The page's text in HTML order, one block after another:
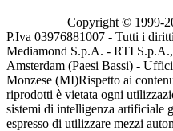
Copyright © 1999-
P.Iva 03976881007 - Tutti i
Mediamond S.p.A. - RTI
Amsterdam (Paesi Bassi) -
Monzese (MI)Rispetto ai
riprodotti è vietata ogni
sistemi di intelligenza artificiale
espresso di utilizzare mezzi